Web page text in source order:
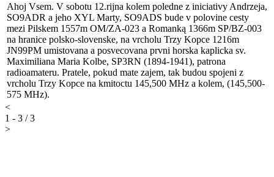
Ahoj Vsem. V sobotu 12.rijna kolem poledne z iniciativy Andrzeja,
SO9ADR a jeho XYL Marty, SO9ADS bude v polovine cesty
mezi Pilskem 1557m OM/ZA-023 a Romanką 1366m SP/BZ-003
na hranice polsko-slovenske, na vrcholu Trzy Kopce 1216m
JN99PM umistovana a posvecovana prvni horska kaplicka sv.
Maximiliana Maria Kolbe, SP3RN (1894-1941), patrona
radioamateru. Pratele, pokud mate zajem, tak budou spojeni z
vrcholu Trzy Kopce na kmitoctu 145,500 MHz a kolem, (145,500-
575 MHz).
<
1 - 3 / 3
>